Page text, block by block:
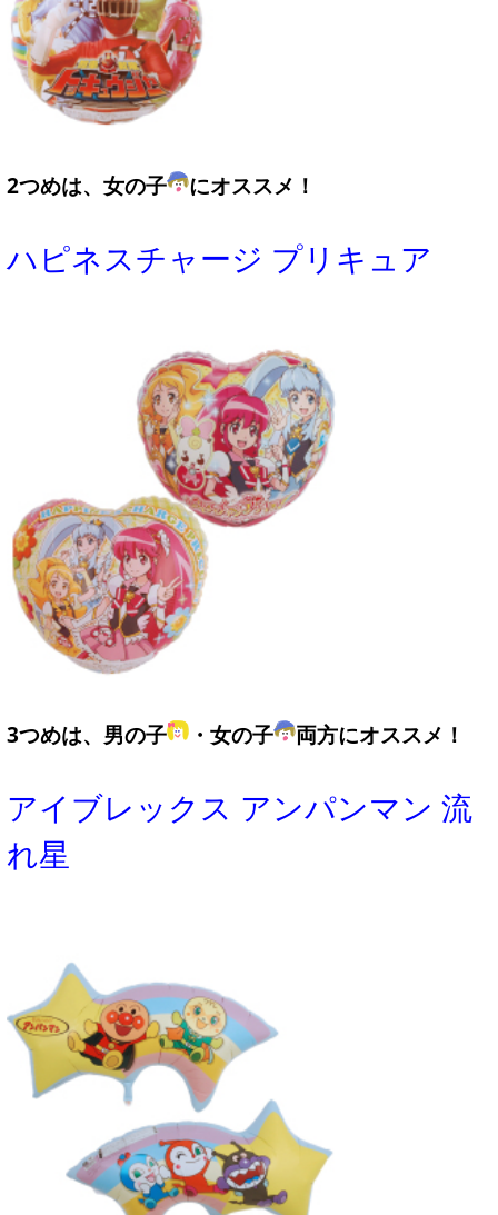
2つめは、女の子 にオススメ！
ハピネスチャージ プリキュア
3つめは、男の子 ・女の子 両方にオススメ！
アイブレックス アンパンマン 流
れ星